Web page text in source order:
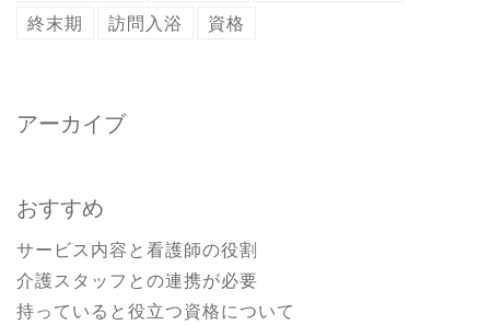
終末期
訪問入浴 資格
アーカイブ
おすすめ
サービス内容と看護師の役割
介護スタッフとの連携が必要
持っていると役立つ資格について